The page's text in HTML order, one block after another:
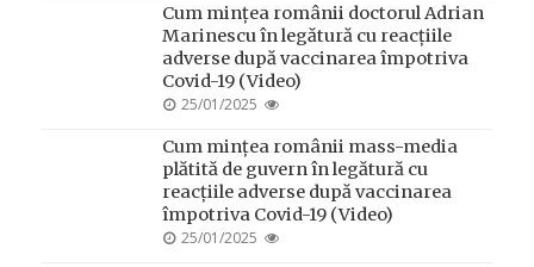
Cum mințea românii doctorul Adrian
Marinescu în legătură cu reacțiile
adverse după vaccinarea împotriva
Covid-19 (Video)
POSTED
25/01/2025
Cum mințea românii mass-media
plătită de guvern în legătură cu
reacțiile adverse după vaccinarea
împotriva Covid-19 (Video)
POSTED
25/01/2025